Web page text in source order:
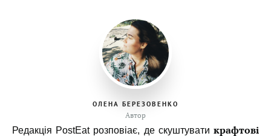
ОЛЕНА БЕРЕЗОВЕНКО
Автор
Редакція PostEat розповіає, де скуштувати крафтові